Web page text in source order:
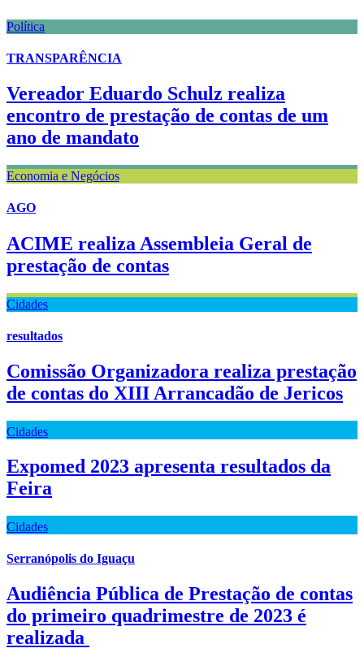
Política
TRANSPARÊNCIA
Vereador Eduardo Schulz realiza
encontro de prestação de contas de um
ano de mandato
Economia e Negócios
AGO
ACIME realiza Assembleia Geral de
prestação de contas
Cidades
resultados
Comissão Organizadora realiza prestação
de contas do XIII Arrancadão de Jericos
Cidades
Expomed 2023 apresenta resultados da
Feira
Cidades
Serranópolis do Iguaçu
Audiência Pública de Prestação de contas
do primeiro quadrimestre de 2023 é
realizada